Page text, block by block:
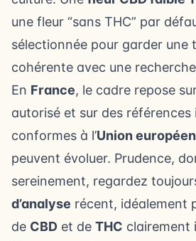
une fleur “sans THC” par
sélectionnée pour garder une
cohérente avec une
En France, le cadre repose
autorisé et sur des références
conformes à l’Union
peuvent évoluer. Prudence,
sereinement, regardez
d’analyse récent, idéalement
de CBD et de THC clairement